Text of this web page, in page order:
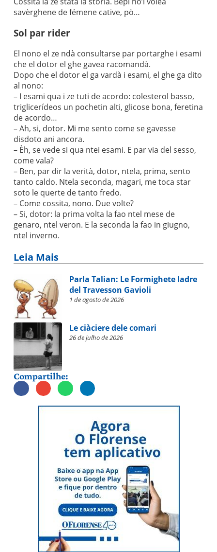
savèrghene de fémene cative, pò…
Sol par rider
El nono el ze ndà consultarse par portarghe i esami
che el dotor el ghe gavea racomandà.
Dopo che el dotor el ga vardà i esami, el ghe ga dito
al nono:
– I esami qua i ze tuti de acordo: colesterol basso,
triglicerídeos un pochetin alti, glicose bona, feretina
de acordo…
– Ah, si, dotor. Mi me sento come se gavesse
disdoto ani ancora.
– Èh, se vede si qua ntei esami. E par via del sesso,
come vala?
– Ben, par dir la verità, dotor, ntela, prima, sento
tanto caldo. Ntela seconda, magari, me toca star
soto le querte de tanto fredo.
– Come cossita, nono. Due volte?
– Si, dotor: la prima volta la fao ntel mese de
genaro, ntel veron. E la seconda la fao in giugno,
ntel inverno.
Leia Mais
Parla Talian: Le Formighete ladre
del Travesson Gavioli
1 de agosto de 2026
Le ciàciere dele comari
26 de julho de 2026
Compartilhe: